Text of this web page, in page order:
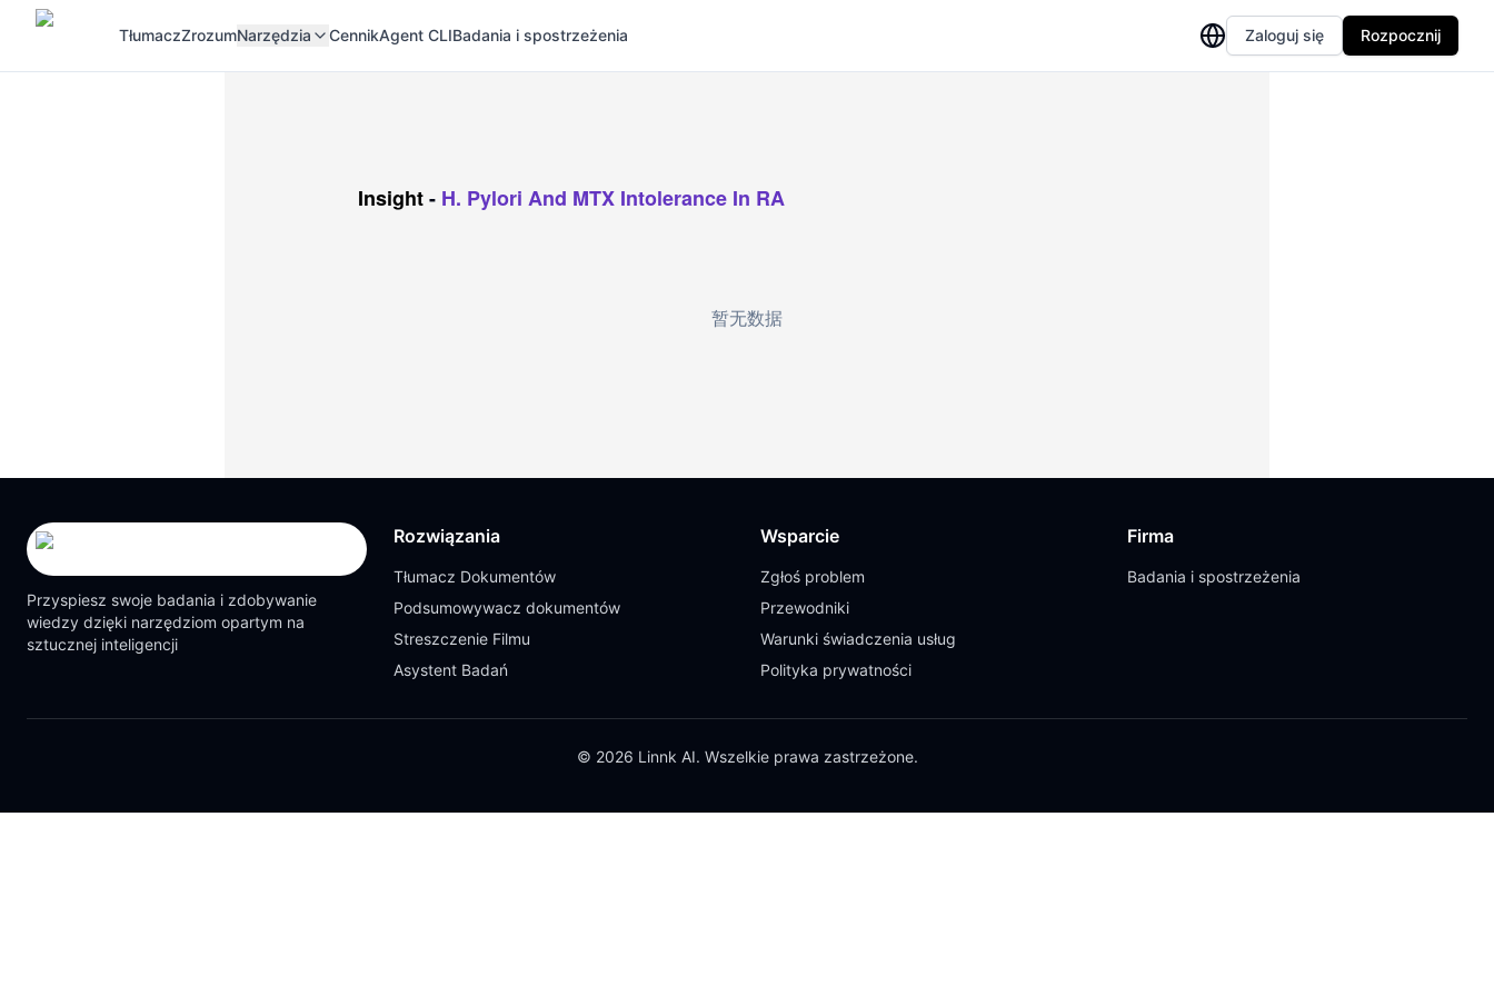
TłumaczZrozumNarzędzia CennikAgent CLIBadania i spostrzeżenia Zaloguj się Rozpocznij
Insight- H. Pylori And MTX Intolerance In RA
暂无数据
Przyspiesz swoje badania i zdobywanie
wiedzy dzięki narzędziom opartym na
sztucznej inteligencji
Rozwiązania
Tłumacz Dokumentów
Podsumowywacz dokumentów
Streszczenie Filmu
Asystent Badań
Wsparcie
Zgłoś problem
Przewodniki
Warunki świadczenia usług
Polityka prywatności
Firma
Badania i spostrzeżenia
© 2026 Linnk AI. Wszelkie prawa zastrzeżone.